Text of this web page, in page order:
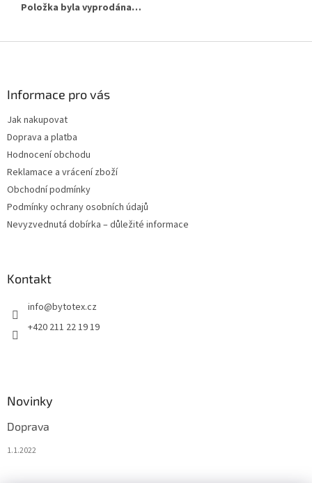
Položka byla vyprodána…
Informace pro vás
Jak nakupovat
Doprava a platba
Hodnocení obchodu
Reklamace a vrácení zboží
Obchodní podmínky
Podmínky ochrany osobních údajů
Nevyzvednutá dobírka – důležité informace
Kontakt
info@bytotex.cz
+420 211 22 19 19
Novinky
Doprava
1.1.2022